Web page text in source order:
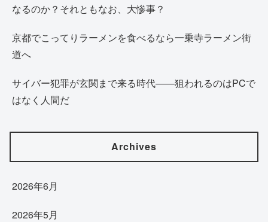
なるのか？それともなお、大惨事？
京都でこってりラーメンを食べるなら一乗寺ラーメン街
道へ
サイバー犯罪が玄関まで来る時代——狙われるのはPCで
はなく人間だ
Archives
2026年6月
2026年5月